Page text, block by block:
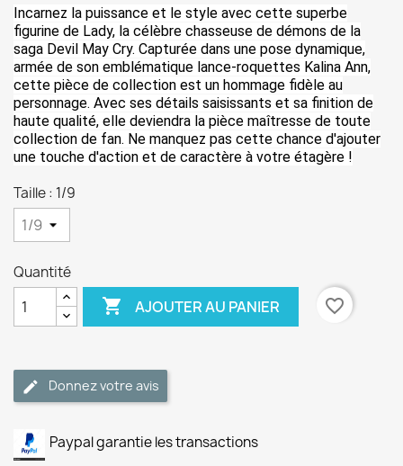
Incarnez la puissance et le style avec cette superbe
figurine de Lady, la célèbre chasseuse de démons de la
saga Devil May Cry. Capturée dans une pose dynamique,
armée de son emblématique lance-roquettes Kalina Ann,
cette pièce de collection est un hommage fidèle au
personnage. Avec ses détails saisissants et sa finition de
haute qualité, elle deviendra la pièce maîtresse de toute
collection de fan. Ne manquez pas cette chance d'ajouter
une touche d'action et de caractère à votre étagère !
Taille : 1/9
Quantité
 AJOUTER AU PANIER favorite_border
Donnez votre avis
Paypal garantie les transactions